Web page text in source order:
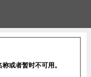
或者暂时不可用。